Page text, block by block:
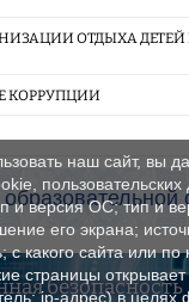
ОТДЫХА ДЕТЕЙ
КОРРУПЦИИ
безопасность
наш сайт, вы
и версия ОС; тип и
его экрана;
с какого сайта или
страницы открывает
ip-адрес) в целях